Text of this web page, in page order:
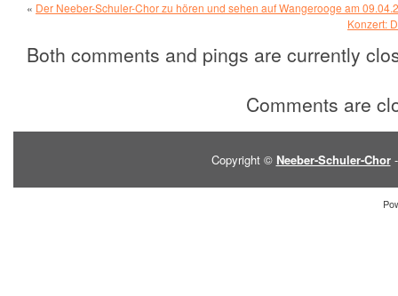
« Der Neeber-Schuler-Chor zu hören und sehen auf Wangerooge am
Konzert:
Both comments and pings are currently
Comments are
Copyright © Neeber-Schuler-Chor-